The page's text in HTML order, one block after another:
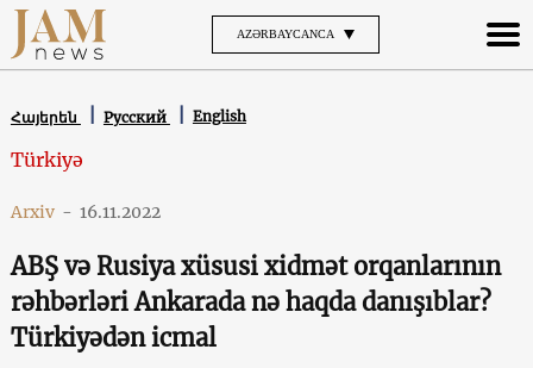
AZƏRBAYCANCA
Հայերեն Русский English
Türkiyə
Arxiv - 16.11.2022
ABŞ və Rusiya xüsusi xidmət orqanlarının
rəhbərləri Ankarada nə haqda danışıblar?
Türkiyədən icmal